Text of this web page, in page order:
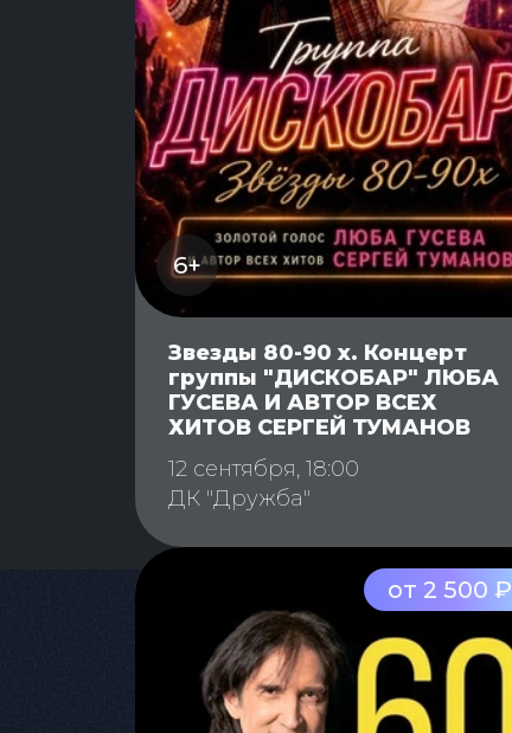
6+
Звезды 80-90 х. Концерт
группы "ДИСКОБАР" ЛЮБА
ГУСЕВА И АВТОР ВСЕХ
ХИТОВ СЕРГЕЙ ТУМАНОВ
12 сентября, 18:00
ДК "Дружба"
от 2 500 ₽